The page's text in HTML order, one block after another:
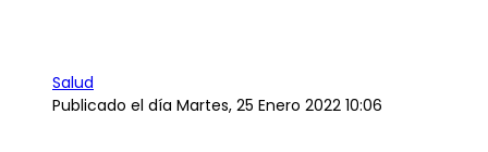
Salud
Publicado el día Martes, 25 Enero 2022 10:06